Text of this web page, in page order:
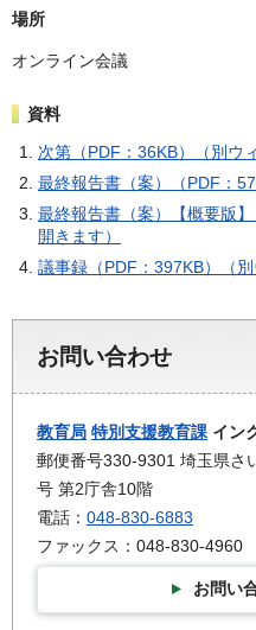
場所
オンライン会議
資料
次第（PDF：36KB）（別ウ
最終報告書（案）（PDF：
最終報告書（案）【概要版
開きます）
議事録（PDF：397KB）（別
お問い合わせ
教育局 特別支援教育課 イン
郵便番号330-9301 埼玉県さ
号 第2庁舎10階
電話： 048-830-6883
ファックス：048-830-4960
お問い